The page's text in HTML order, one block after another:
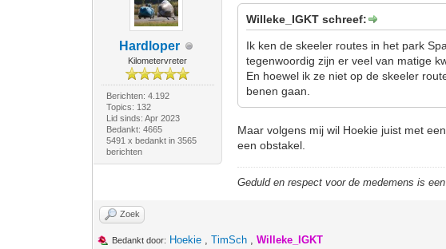
Hardloper
Kilometervreter
Berichten: 4.192
Topics: 132
Lid sinds: Apr 2023
Bedankt: 4665
5491 x bedankt in 3565
berichten
Willeke_IGKT schreef:
Ik ken de skeeler routes in het park
tegenwoordig zijn er veel van matige
En hoewel ik ze niet op de skeeler
benen gaan.
Maar volgens mij wil Hoekie juist met
een obstakel.
Geduld en respect voor de medemens is
Zoek
Bedankt door: Hoekie ,TimSch ,Willeke_IGKT